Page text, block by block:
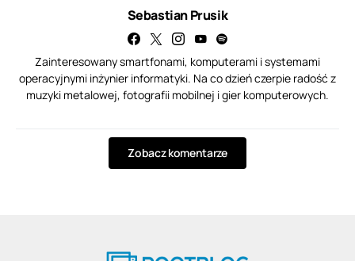
Sebastian Prusik
Zainteresowany smartfonami, komputerami i systemami
operacyjnymi inżynier informatyki. Na co dzień czerpie radość z
muzyki metalowej, fotografii mobilnej i gier komputerowych.
Zobacz komentarze